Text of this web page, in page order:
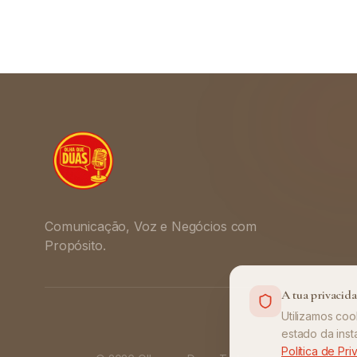
Comunicação, Voz e Negócios com
Propósito.
A tua
Utilizamos
estado da
Política de